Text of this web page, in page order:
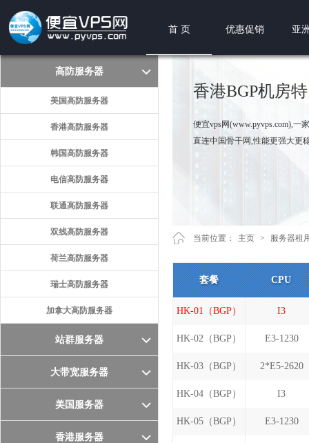
首 页 优惠促销 亚
高防服务器
美国高防服务器
香港高防服务器
韩国高防服务器
电信高防服务器
联通高防服务器
双线高防服务器
荷兰高防服务器
瑞士高防服务器
加拿大高防服务器
站群服务器
大带宽服务器
美国服务器
香港服务器
香港BGP机房
便宜vps网(www.pyvps.com),一
直连中国骨干网,性能更强大更
当前位置： 主页 > 服务器租
套餐 CPU
HK-01（BGP） I3
HK-02（BGP） E3-1230
HK-03（BGP） 2*E5-2620
HK-04（BGP） I3
HK-05（BGP） E3-1230